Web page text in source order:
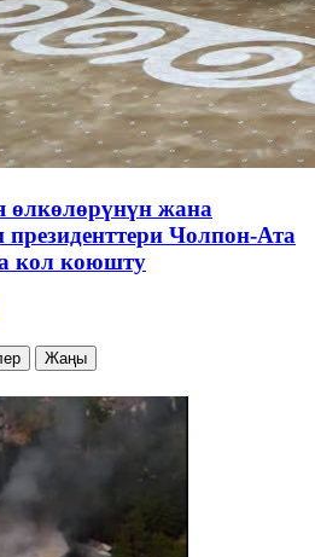
өлкөлөрүнүн жана
Чолпон-Ата
кол коюшту
Жаңы